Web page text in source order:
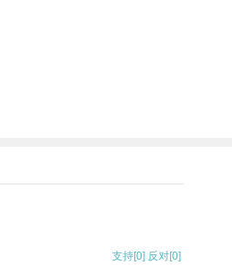
支持[0] 反对[0]